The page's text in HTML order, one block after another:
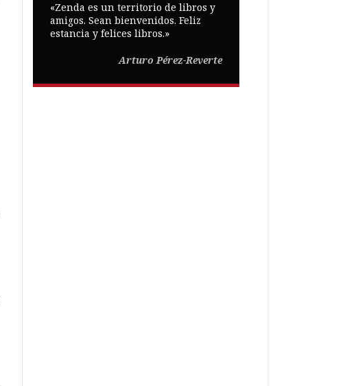
«Zenda es un territorio de libros y
amigos. Sean bienvenidos. Feliz
estancia y felices libros.»
Arturo Pérez-Reverte